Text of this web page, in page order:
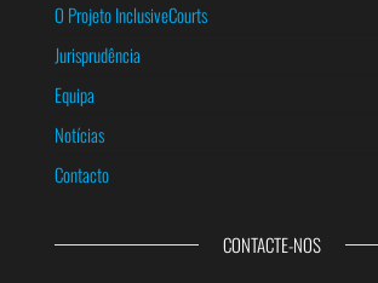
O Projeto InclusiveCourts
Jurisprudência
Equipa
Notícias
Contacto
CONTACTE-NOS